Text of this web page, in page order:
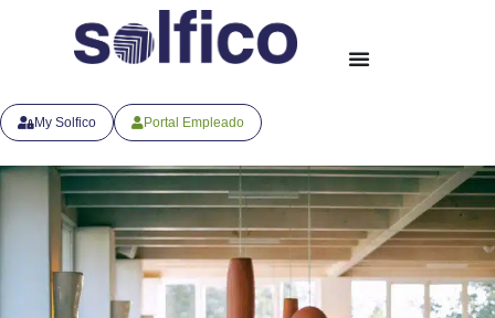
My Solfico Portal Empleado